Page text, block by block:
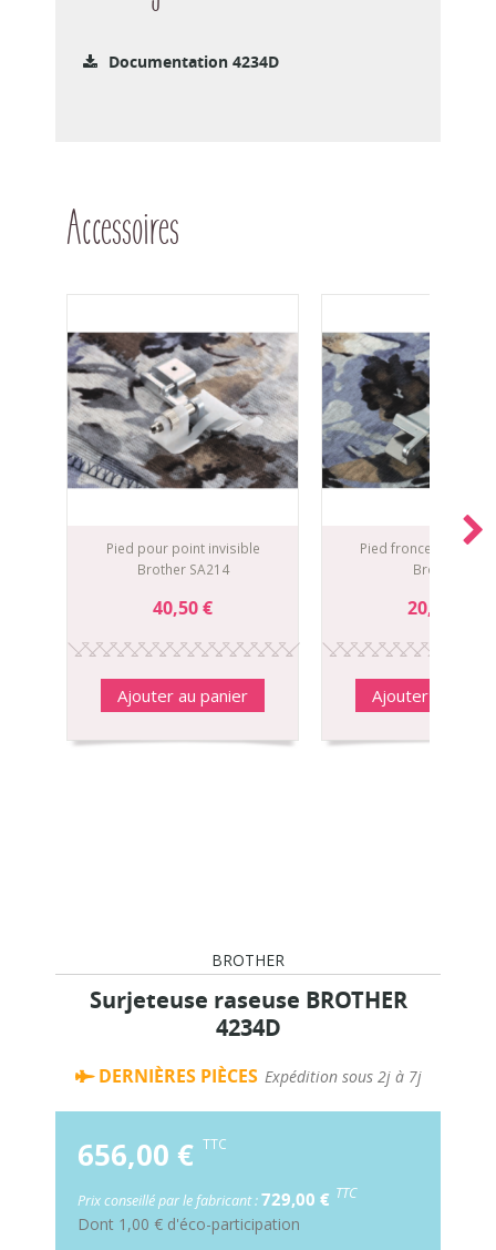
Documentation 4234D
Accessoires
Pied pour point invisible
Brother SA214
40,50 €
Ajouter au panier
Pied fronceur
Brother
20,00 €
Ajouter au
BROTHER
Surjeteuse raseuse BROTHER
4234D
DERNIÈRES PIÈCES Expédition sous 2j à 7j
656,00 € TTC
Prix conseillé par le fabricant :729,00 € TTC
Dont 1,00 € d'éco-participation